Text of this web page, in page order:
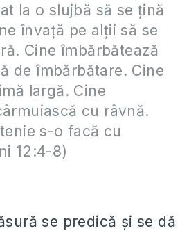
la o slujbă să se ţină
învaţă pe alţii să se
Cine îmbărbătează
de îmbărbătare. Cine
largă. Cine
cu râvnă.
s-o facă cu
12:4-8)
se predică și se dă